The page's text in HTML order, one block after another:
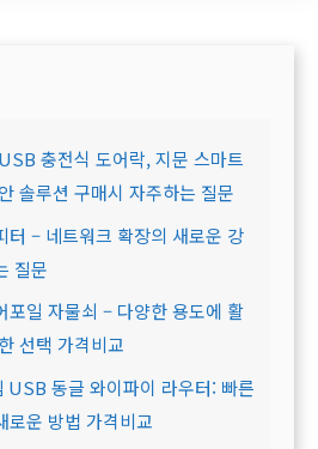
충전식 도어락, 지문 스마트
솔루션 구매시 자주하는 질문
터 – 네트워크 확장의 새로운 강
질문
포일 자물쇠 – 다양한 용도에 활
선택 가격비교
USB 동글 와이파이 라우터: 빠른
로운 방법 가격비교